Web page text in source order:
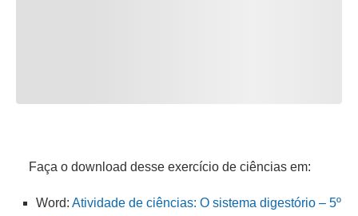
Faça o download desse exercício de ciências em:
Word: Atividade de ciências: O sistema digestório – 5º